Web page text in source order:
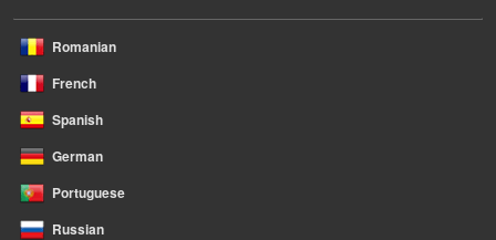
Romanian
French
Spanish
German
Portuguese
Russian